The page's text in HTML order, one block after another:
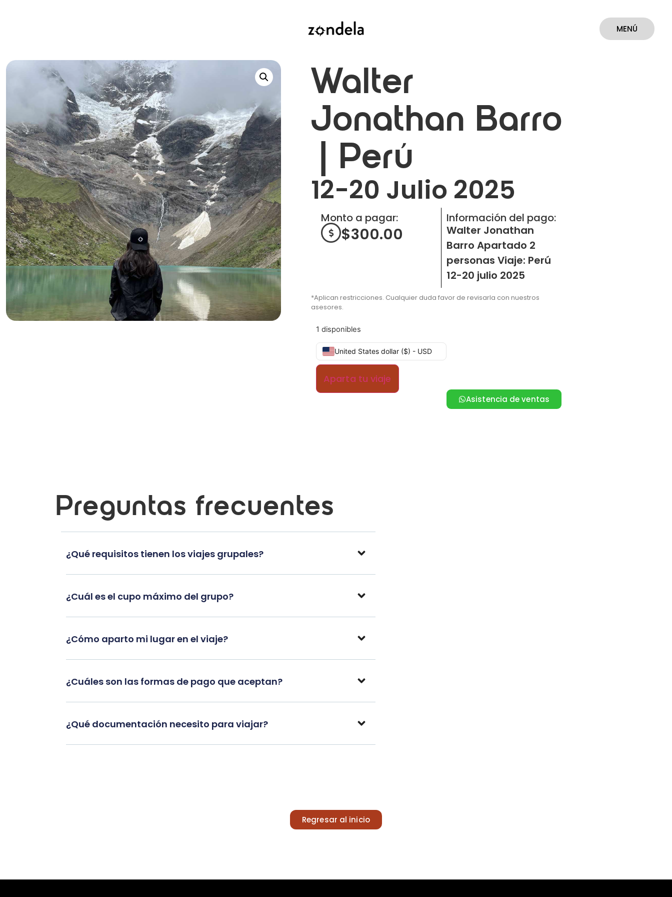
MENÚ
Walter
Jonathan Barro
| Perú
12-20 Julio 2025
Monto a pagar:
$300.00
Información del pago:
Walter Jonathan
Barro Apartado 2
personas Viaje: Perú
12-20 julio 2025
*Aplican restricciones. Cualquier duda favor de revisarla con nuestros
asesores.
1 disponibles
United States dollar ($) - USD
Aparta tu viaje
Asistencia de ventas
Preguntas frecuentes
¿Qué requisitos tienen los viajes grupales?
¿Cuál es el cupo máximo del grupo?
¿Cómo aparto mi lugar en el viaje?
¿Cuáles son las formas de pago que aceptan?
¿Qué documentación necesito para viajar?
Regresar al inicio